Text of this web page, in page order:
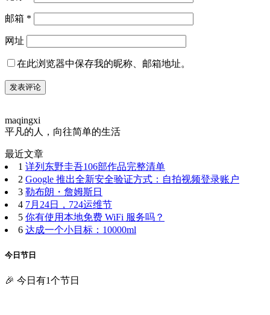
9月18日，九一八事变纪念日
九一八事变（the September 18 Incident），又称奉天事变、柳
条湖事件，是1931年9月18日日本驻中国东北地区的关东军突
然袭击沈阳，以武力侵占东北的事件。 九一八事变是由日本
中国的开端，是中国抗日战争的起点，标志着中国局部抗战的